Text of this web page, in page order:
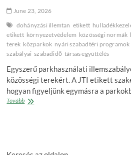
June 23, 2026
dohányzási illemtan etikett
etikett környezetvédelem közösségi normák
terek közparkok nyári szabadtéri programok
szabályai szabadidő társas együttélés
Egyszerű parkhasználati
közösségi terekért. A JTI etikett
hogyan figyeljünk egymásra a
TovábbA